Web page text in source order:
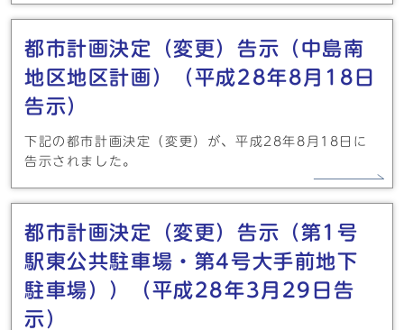
都市計画決定（変更）告示（中島南
地区地区計画）（平成28年8月18日
告示）
下記の都市計画決定（変更）が、平成28年8月18日に
告示されました。
都市計画決定（変更）告示（第1号
駅東公共駐車場・第4号大手前地下
駐車場））（平成28年3月29日告
示）